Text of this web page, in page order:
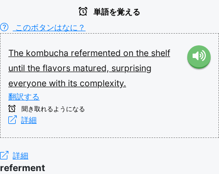
単語を覚える
このボタンはなに？
The kombucha refermented on the shelf
until the flavors matured, surprising
everyone with its complexity.
翻訳する
聞き取れるようになる
詳細
詳細
referment